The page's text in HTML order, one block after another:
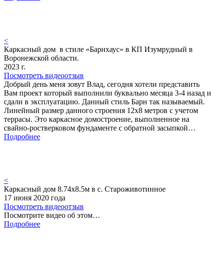
<
Каркасный дом в стиле «Барнхаус» в КП Изумрудный в
Воронежской области.
2023 г.
Посмотреть видеоотзыв
Добрый день меня зовут Влад, сегодня хотели представить
Вам проект который выполнили буквально месяца 3-4 назад и
сдали в эксплуатацию. Данный стиль Барн так называемый.
Линейный размер данного строения 12х8 метров с учетом
террасы. Это каркасное домостроение, выполненное на
свайно-ростверковом фундаменте с обратной засыпкой…
Подробнее
<
Каркасный дом 8.74х8.5м в с. Староживотинное
17 июня 2020 года
Посмотреть видеоотзыв
Посмотрите видео об этом…
Подробнее